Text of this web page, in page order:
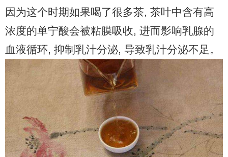
因为这个时期如果喝了很多茶, 茶叶中含有高
浓度的单宁酸会被粘膜吸收, 进而影响乳腺的
血液循环, 抑制乳汁分泌, 导致乳汁分泌不足。